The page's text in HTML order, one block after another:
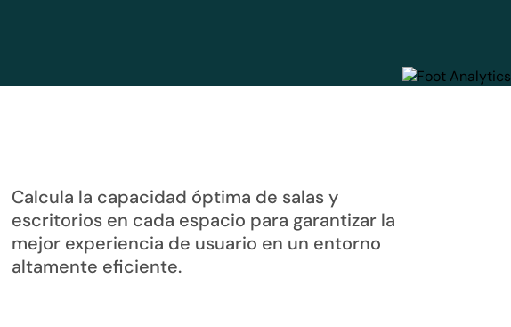
Calcula la capacidad óptima de salas y
escritorios en cada espacio para garantizar la
mejor experiencia de usuario en un entorno
altamente eficiente.